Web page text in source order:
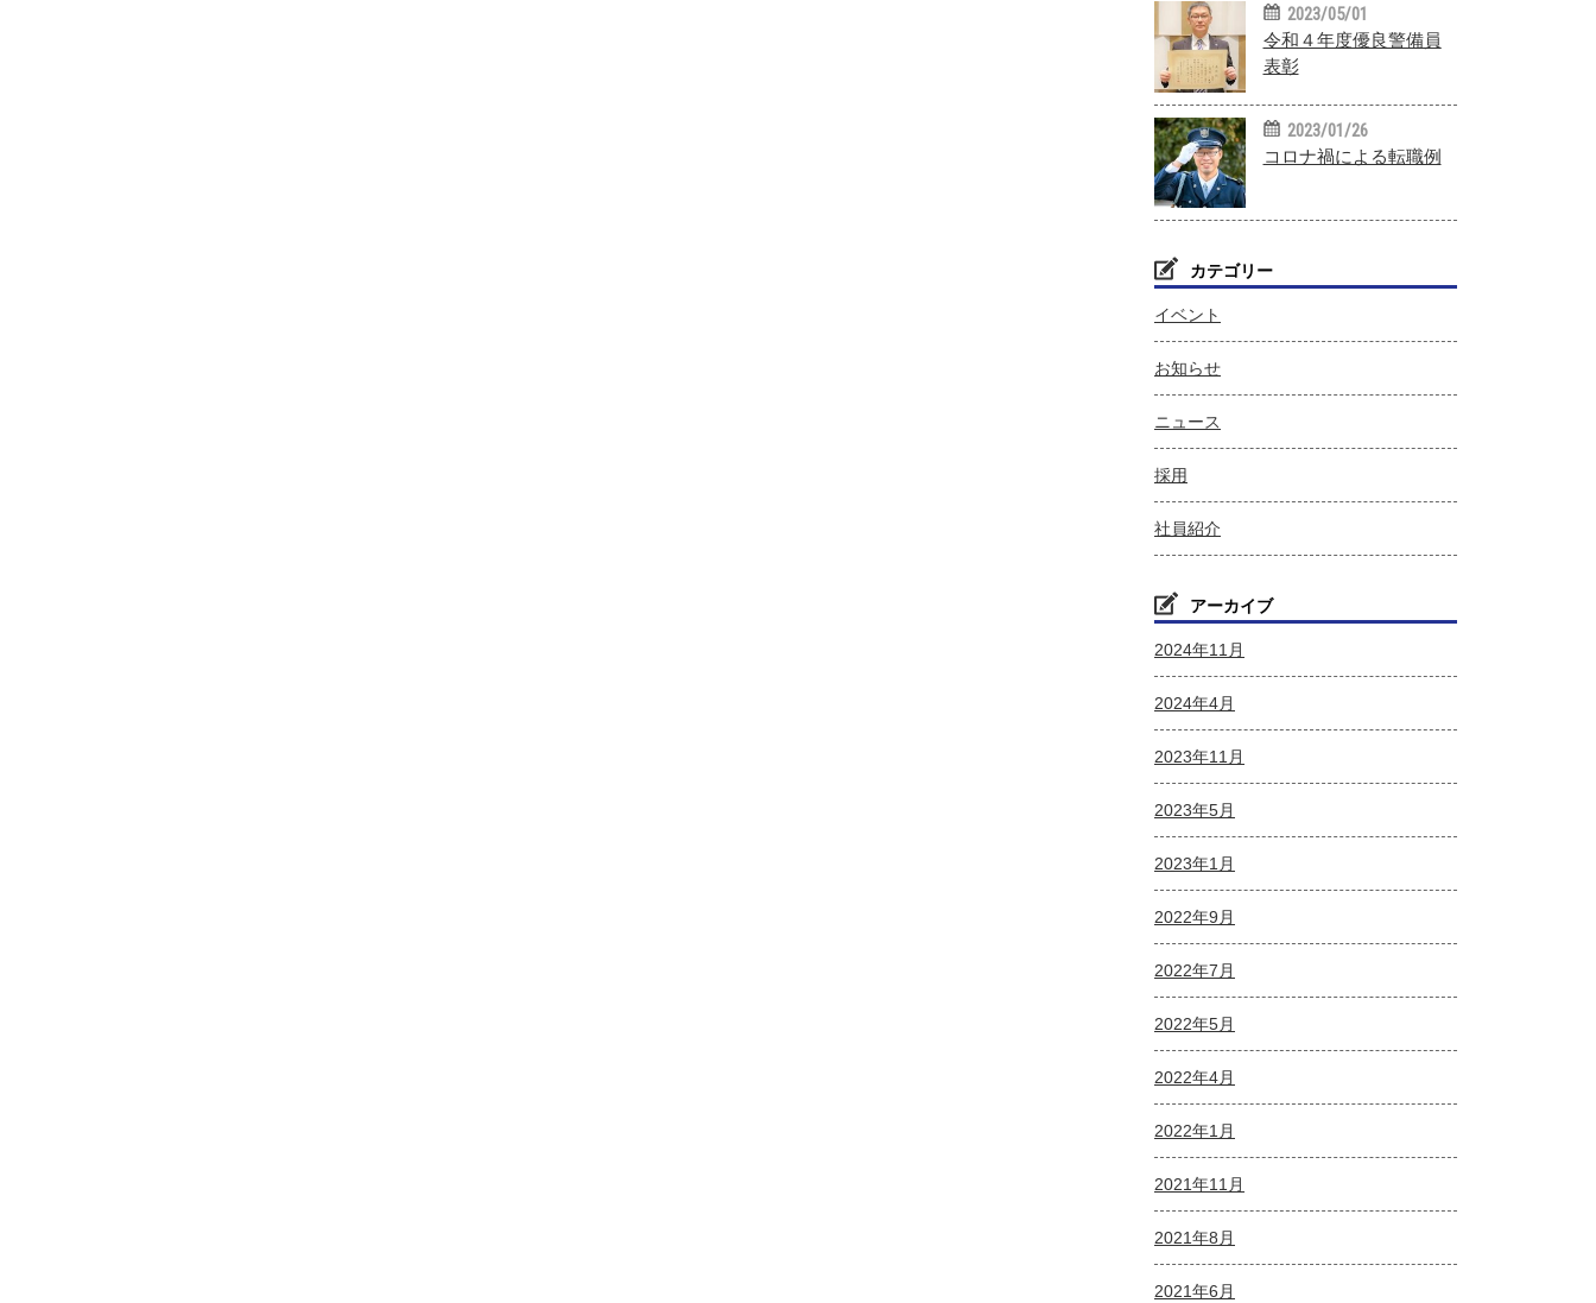
2023/05/01
令和４年度優良警備員
表彰
2023/01/26
コロナ禍による転職例
カテゴリー
イベント
お知らせ
ニュース
採用
社員紹介
アーカイブ
2024年11月
2024年4月
2023年11月
2023年5月
2023年1月
2022年9月
2022年7月
2022年5月
2022年4月
2022年1月
2021年11月
2021年8月
2021年6月